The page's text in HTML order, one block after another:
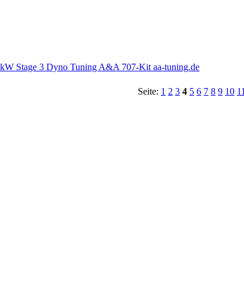
Stage 3 Dyno Tuning A&A 707-Kit aa-tuning.de
Seite: 1 2 3 4 5 6 7 8 9 10 11